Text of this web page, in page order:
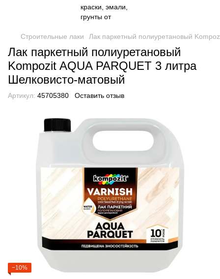
Строительные лаки Лак паркетный полиуретановый
Лак паркетный полиуретановый
Kompozit AQUA PARQUET 3 литра
Шелковисто-матовый
Артикул: 45705380 Оставить отзыв
−10%